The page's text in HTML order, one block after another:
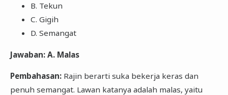
B. Tekun
C. Gigih
D. Semangat
Jawaban: A. Malas
Pembahasan:Rajin berarti suka bekerja keras dan
penuh semangat. Lawan katanya adalah malas, yaitu